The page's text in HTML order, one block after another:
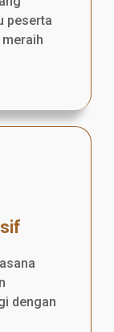
peserta
dengan